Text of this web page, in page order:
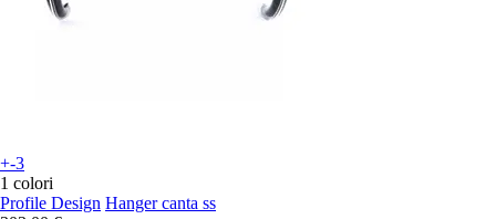
+-3
1 colori
Profile Design Hanger canta ss